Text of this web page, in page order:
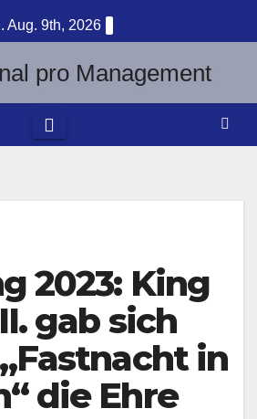
Aug. 9th, 2026
2023: King
gab sich
in
die Ehre